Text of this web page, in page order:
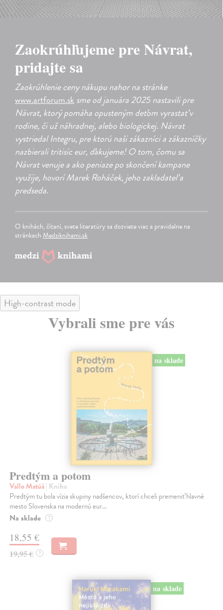
​Zaokrúhľujeme pre Návrat,
pridajte sa
Zaokrúhlenie ceny nákupu nahor na stránke
www.artforum.sksme od januára 2025 nastavili pre
Návrat, ktorý pomáha opusteným deťom vyrastať v
rodine, či už náhradnej, alebo biologickej. Návrat
vystriedal Integru, pre ktorú naši zákazníci a zákazníčky
nazbierali tritisíc eur, ďakujeme! O tom, čomu sa
Návrat venuje a ako peniaze po skončení kampane
využije, hovorí Marek Roháček, jeho zakladateľ a
predseda.
O knihách, čítaní, svete literatúry sa dozviete viac a pravidelne na
stránkach Medziknihami.sk
High-contrast mode
Vybrali sme pre vás
na sklade
Predtým a potom
Vallo Matúš| Kniha
Predtým tu bola vízia skupiny nadšencov, ktorí chceli premeniť hlavné
mesto Slovenska na modernú eur...
Na sklade ?
18,55 €
19,95 € ?
na sklade